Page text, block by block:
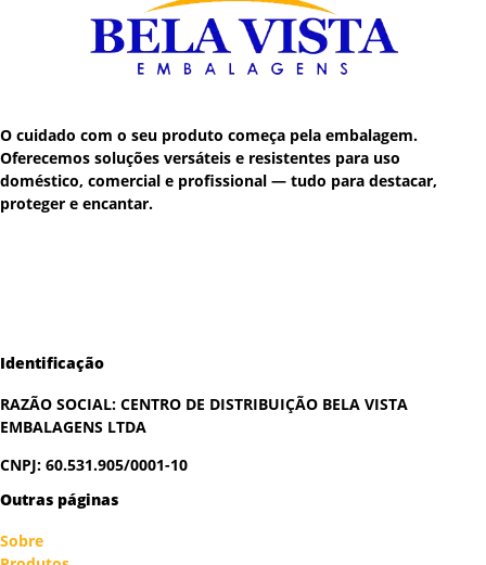
O cuidado com o seu produto começa pela embalagem.
Oferecemos soluções versáteis e resistentes para uso
doméstico, comercial e profissional — tudo para destacar,
proteger e encantar.
Identificação
RAZÃO SOCIAL: CENTRO DE DISTRIBUIÇÃO BELA VISTA
EMBALAGENS LTDA
CNPJ: 60.531.905/0001-10
Outras páginas
Sobre